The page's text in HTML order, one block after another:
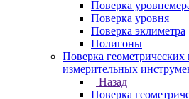
Поверка
Поверка уровня
Поверка эклиметра
Полигоны
Поверка
измерительных
Назад
Поверка